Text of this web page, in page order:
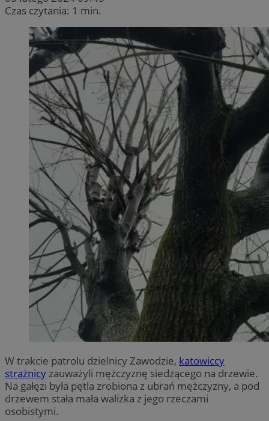
Czas czytania: 1 min.
W trakcie patrolu dzielnicy Zawodzie, katowiccy
strażnicyzauważyli mężczyznę siedzącego na drzewie.
Na gałęzi była pętla zrobiona z ubrań mężczyzny, a pod
drzewem stała mała walizka z jego rzeczami
osobistymi.